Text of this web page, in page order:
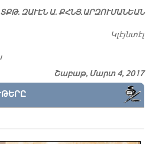
ՏՔԹ. ԶԱՒԷՆ Ա. ՔՀՆՅ. ԱՐԶՈՒՄԱՆԵԱՆ
Կլէյն­տէլ
Շաբաթ, Մարտ 4, 2017